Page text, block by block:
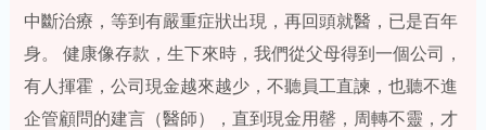
中斷治療，等到有嚴重症狀出現，再回頭就醫，已是百年
身。 健康像存款，生下來時，我們從父母得到一個公司，
有人揮霍，公司現金越來越少，不聽員工直諫，也聽不進
企管顧問的建言（醫師），直到現金用罄，周轉不靈，才